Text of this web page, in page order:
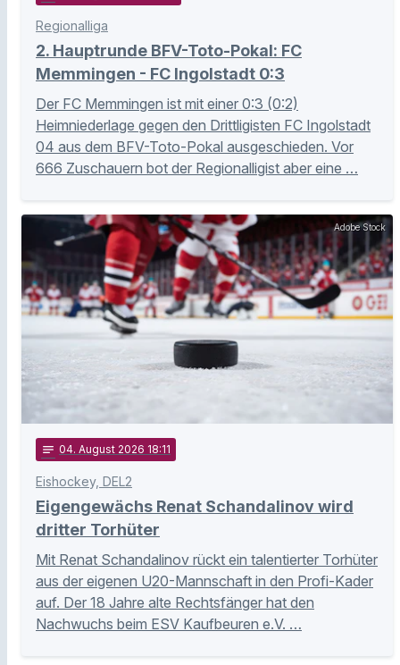
Regionalliga
2. Hauptrunde BFV-Toto-Pokal: FC
Memmingen - FC Ingolstadt 0:3
Der FC Memmingen ist mit einer 0:3 (0:2)
Heimniederlage gegen den Drittligisten FC Ingolstadt
04 aus dem BFV-Toto-Pokal ausgeschieden. Vor
666 Zuschauern bot der Regionalligist aber eine …
Adobe Stock
notes 04. August 2026 18:11
Eishockey, DEL2
Eigengewächs Renat Schandalinov wird
dritter Torhüter
Mit Renat Schandalinov rückt ein talentierter Torhüter
aus der eigenen U20-Mannschaft in den Profi-Kader
auf. Der 18 Jahre alte Rechtsfänger hat den
Nachwuchs beim ESV Kaufbeuren e.V. …